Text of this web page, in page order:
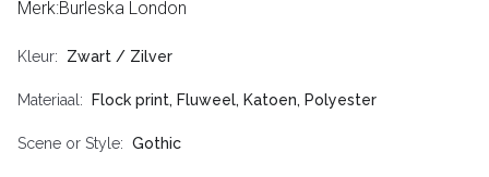
Merk:Burleska London
Kleur Zwart / Zilver
Materiaal Flock print, Fluweel, Katoen, Polyester
Scene or Style Gothic